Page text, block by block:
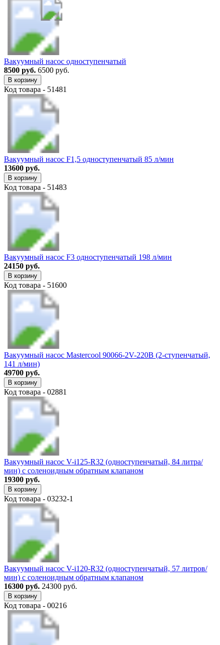
Вакуумный насос одноступенчатый
8500 руб. 6500 руб.
В корзину
Код товара - 51481
Вакуумный насос F1,5 одноступенчатый 85 л/мин
13600 руб.
В корзину
Код товара - 51483
Вакуумный насос F3 одноступенчатый 198 л/мин
24150 руб.
В корзину
Код товара - 51600
Вакуумный насос Mastercоol 90066-2V-220B (2-ступенчатый,
141 л/мин)
49700 руб.
В корзину
Код товара - 02881
Вакуумный насос V-i125-R32 (одноступенчатый, 84 литра/
мин) с соленоидным обратным клапаном
19300 руб.
В корзину
Код товара - 03232-1
Вакуумный насос V-i120-R32 (одноступенчатый, 57 литров/
мин) с соленоидным обратным клапаном
16300 руб. 24300 руб.
В корзину
Код товара - 00216